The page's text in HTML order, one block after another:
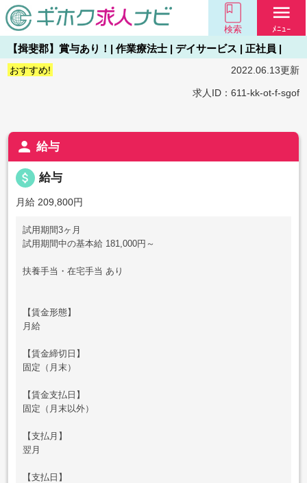
検索
menu
ﾒﾆｭｰ
【揖斐郡】賞与あり！| 作業療法士 | デイサービス | 正社員 |
おすすめ! 2022.06.13更新
求人ID：611-kk-ot-f-sgof
person 給与
attach_money 給与
月給 209,800円
試用期間3ヶ月
試用期間中の基本給 181,000円～
扶養手当・在宅手当 あり
【賃金形態】
月給
【賃金締切日】
固定（月末）
【賃金支払日】
固定（月末以外）
【支払月】
翌月
【支払日】